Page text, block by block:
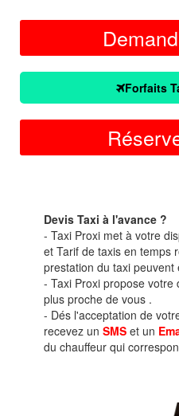
Forfaits
Devis Taxi à l'avance ?
- Taxi Proxi met à votre
et Tarif de taxis en temps
prestation du taxi peuvent
- Taxi Proxi propose
plus proche de vous .
- Dés l'acceptation de
recevez un SMS et un
du chauffeur qui